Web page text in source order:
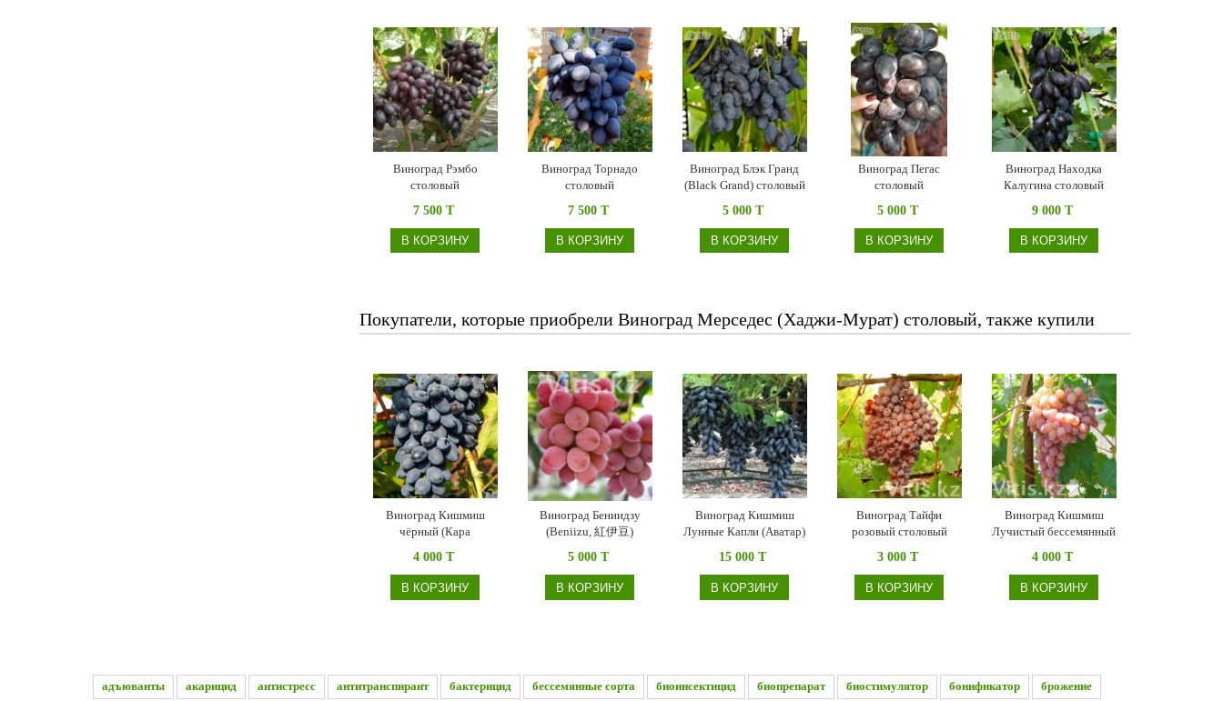
Виноград Рэмбо
столовый
7 500 T
В КОРЗИНУ
Виноград Торнадо
столовый
7 500 T
В КОРЗИНУ
Виноград Блэк Гранд
(Black Grand) столовый
5 000 T
В КОРЗИНУ
Виноград Пегас
столовый
5 000 T
В КОРЗИНУ
Виноград Находка
Калугина столовый
9 000 T
В КОРЗИНУ
Покупатели, которые приобрели Виноград Мерседес (Хаджи-Мурат) столовый, также купили
Виноград Кишмиш
чёрный (Кара
4 000 T
В КОРЗИНУ
Виноград Бениидзу
(Beniizu, 紅伊豆)
5 000 T
В КОРЗИНУ
Виноград Кишмиш
Лунные Капли (Аватар)
Drops, Avatar)
15 000 T
В КОРЗИНУ
Виноград Тайфи
розовый столовый
3 000 T
В КОРЗИНУ
Виноград Кишмиш
Лучистый бессемянный
4 000 T
В КОРЗИНУ
адъюванты акарицид антистресс антитранспирант бактерицид бессемянные сорта биоинсектицид биопрепарат биостимулятор бонификатор брожение